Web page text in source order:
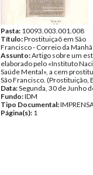
Pasta: 10093.003.001.008
Título:Prostituiçaõ em São
Francisco - Correio da Manhã
Assunto:Artigo sobre um
elaborado pelo «Instituto
Saúde Mental», a cem
São Francisco. (Prostituição,
Data:Segunda, 30 de Junho
Fundo:IDM
Tipo Documental:
Página(s): 1